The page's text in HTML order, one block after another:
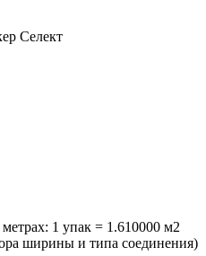
Селект
1 упак = 1.610000 м2
ширины и типа соединения)